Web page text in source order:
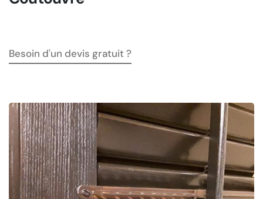
Besoin d'un devis gratuit ?